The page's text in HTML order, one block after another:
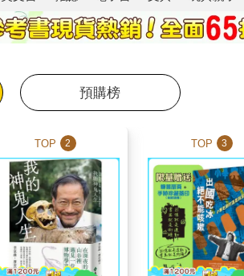
預購榜
TOP 2 TOP 3